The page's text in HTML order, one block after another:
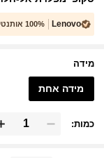
בה לטלפונים
ה, תואם לדגמים שונים
Lenovo 100% אותנטי
מידה
מידה אחת
כמות: